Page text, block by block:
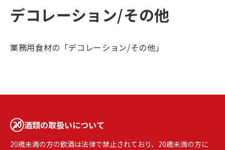
デコレーション/その他
業務用食材の「デコレーション/その他」
酒類の取扱いについて
20歳未満の方の飲酒は法律で禁止されており、20歳未満の方に